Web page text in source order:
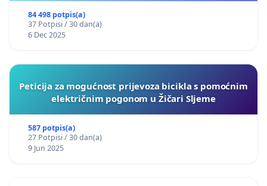
84 498 potpis(a)
37 Potpisi / 30 dan(a)
6 Dec 2025
Peticija za mogućnost prijevoza bicikla s pomoćnim
električnim pogonom u Žičari Sljeme
587 potpis(a)
27 Potpisi / 30 dan(a)
9 Jun 2025